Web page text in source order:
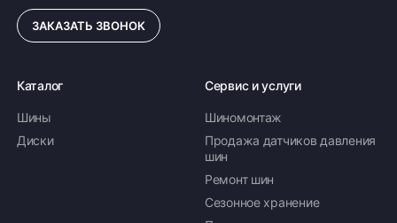
ЗАКАЗАТЬ ЗВОНОК
Каталог
Шины
Диски
Сервис и услуги
Шиномонтаж
Продажа датчиков давления
шин
Ремонт шин
Сезонное хранение